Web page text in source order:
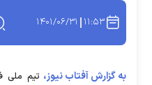
۱۱:۵۳ ۱۴۰۱/۰۶/۳۱
به گزارش آفتاب نیوز، تیم ملی